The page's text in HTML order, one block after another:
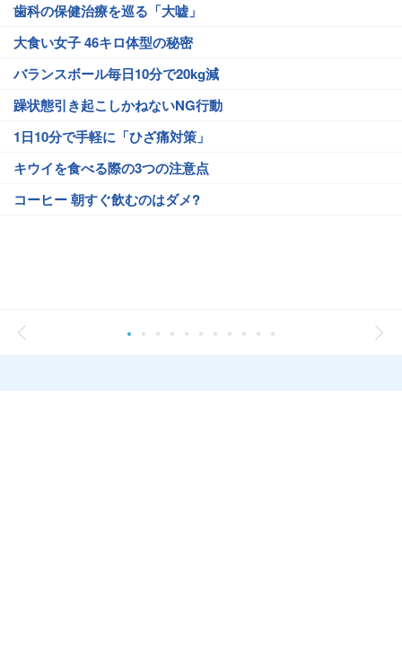
歯科の保健治療を巡る「大嘘」
大食い女子 46キロ体型の秘密
バランスボール毎日10分で20kg減
躁状態引き起こしかねないNG行動
1日10分で手軽に「ひざ痛対策」
キウイを食べる際の3つの注意点
コーヒー 朝すぐ飲むのはダメ?